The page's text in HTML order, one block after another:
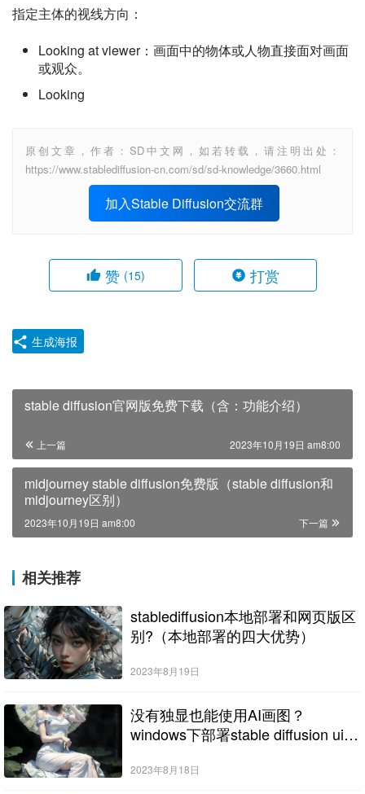
指定主体的视线方向：
Looking at viewer：画面中的物体或人物直接面对画面
或观众。
Looking
原创文章，作者：SD中文网，如若转载，请注明出处：
https://www.stablediffusion-cn.com/sd/sd-knowledge/3660.html
加入Stable Diffusion交流群
赞 (15) 打赏
生成海报
stable diffusion官网版免费下载（含：功能介绍）
上一篇 2023年10月19日 am8:00
midjourney stable diffusion免费版（stable diffusion和
midjourney区别）
下一篇
2023年10月19日 am8:00
相关推荐
stablediffusion本地部署和网页版区
别?（本地部署的四大优势）
2023年8月19日
没有独显也能使用AI画图？
windows下部署stable diffusion ui使
2023年8月18日